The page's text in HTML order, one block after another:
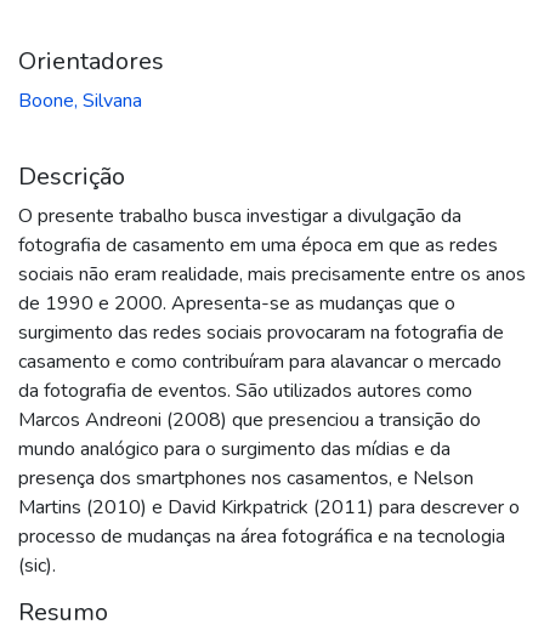
Orientadores
Boone, Silvana
Descrição
O presente trabalho busca investigar a divulgação da
fotografia de casamento em uma época em que as redes
sociais não eram realidade, mais precisamente entre os anos
de 1990 e 2000. Apresenta-se as mudanças que o
surgimento das redes sociais provocaram na fotografia de
casamento e como contribuíram para alavancar o mercado
da fotografia de eventos. São utilizados autores como
Marcos Andreoni (2008) que presenciou a transição do
mundo analógico para o surgimento das mídias e da
presença dos smartphones nos casamentos, e Nelson
Martins (2010) e David Kirkpatrick (2011) para descrever o
processo de mudanças na área fotográfica e na tecnologia
(sic).
Resumo